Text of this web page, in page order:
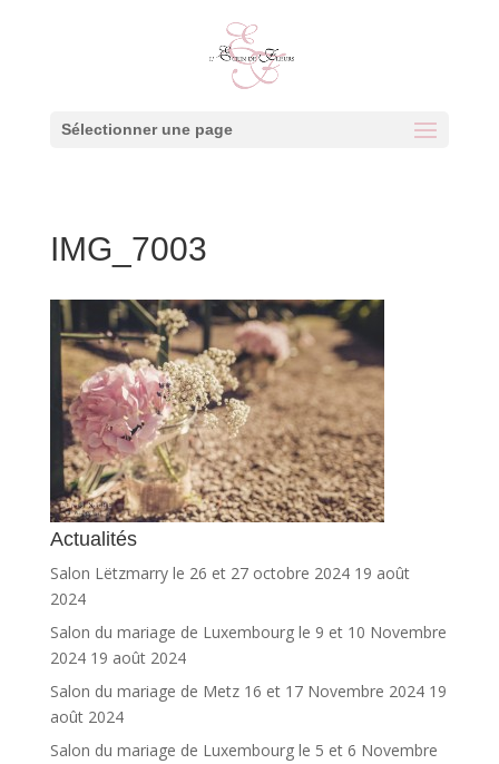
Sélectionner une page
IMG_7003
Actualités
Salon Lëtzmarry le 26 et 27 octobre 2024 19 août
2024
Salon du mariage de Luxembourg le 9 et 10 Novembre
2024 19 août 2024
Salon du mariage de Metz 16 et 17 Novembre 2024 19
août 2024
Salon du mariage de Luxembourg le 5 et 6 Novembre